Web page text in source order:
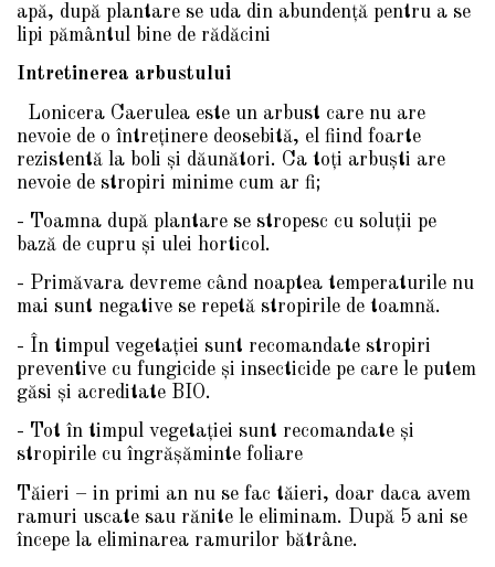
apă, după plantare se uda din abundenţă pentru a se
lipi pământul bine de rădăcini
Intretinerea arbustului
Lonicera Caerulea este un arbust care nu are
nevoie de o întreţinere deosebită, el fiind foarte
rezistentă la boli şi dăunători. Ca toţi arbuşti are
nevoie de stropiri minime cum ar fi;
- Toamna după plantare se stropesc cu soluţii pe
bază de cupru şi ulei horticol.
- Primăvara devreme când noaptea temperaturile nu
mai sunt negative se repetă stropirile de toamnă.
- În timpul vegetaţiei sunt recomandate stropiri
preventive cu fungicide şi insecticide pe care le putem
găsi şi acreditate BIO.
- Tot în timpul vegetaţiei sunt recomandate şi
stropirile cu îngrăşăminte foliare
Tăieri – in primi an nu se fac tăieri, doar daca avem
ramuri uscate sau rănite le eliminam. După 5 ani se
începe la eliminarea ramurilor bătrâne.